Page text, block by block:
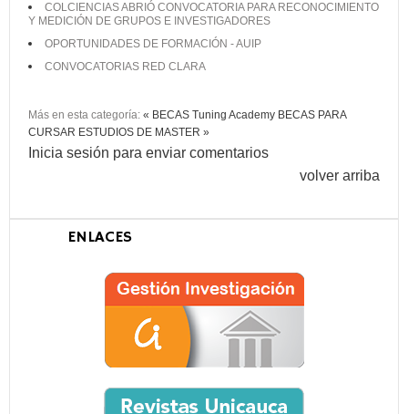
COLCIENCIAS ABRIÓ CONVOCATORIA PARA RECONOCIMIENTO
Y MEDICIÓN DE GRUPOS E INVESTIGADORES
OPORTUNIDADES DE FORMACIÓN - AUIP
CONVOCATORIAS RED CLARA
Más en esta categoría: « BECAS Tuning Academy BECAS PARA
CURSAR ESTUDIOS DE MASTER »
Inicia sesión para enviar comentarios
volver arriba
ENLACES